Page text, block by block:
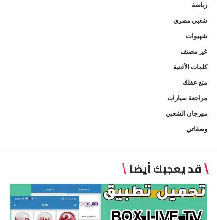
رياضة
شعبي مصري
شهيوات
غير مصنف
كلمات الأغنية
متع عقلك
مراجعة سيارات
مهرجان الشعبي
وصفاتي
قد يعجبك أيضاً